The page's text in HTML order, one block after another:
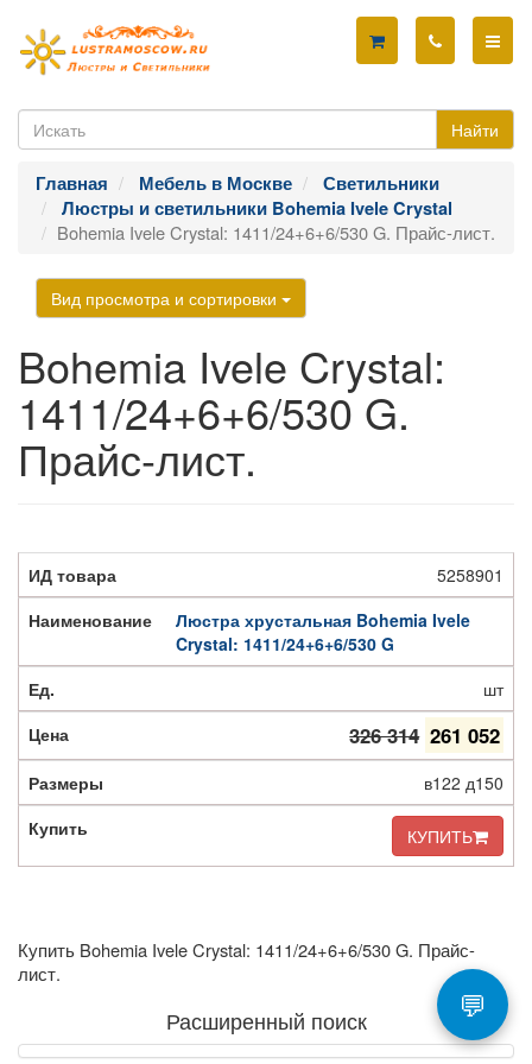
Найти
Главная Мебель в Москве
Светильники
Люстры и светильники Bohemia Ivele Crystal
Bohemia Ivele Crystal: 1411/24+6+6/530 G. Прайс-лист.
Вид просмотра и сортировки
Bohemia Ivele Crystal:
1411/24+6+6/530 G.
Прайс-лист.
5258901
Люстра хрустальная Bohemia Ivele
Crystal: 1411/24+6+6/530 G
шт
326 314 261 052
в122 д150
КУПИТЬ
Купить Bohemia Ivele Crystal: 1411/24+6+6/530 G. Прайс-
лист.
Расширенный поиск 💬